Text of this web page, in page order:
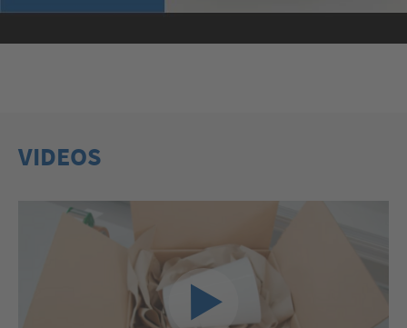
VIDEOS